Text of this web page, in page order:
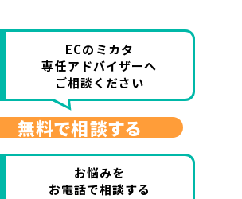
ECのミカタ
専任アドバイザーへ
ご相談ください
無料で相談する
お悩みを
お電話で相談する